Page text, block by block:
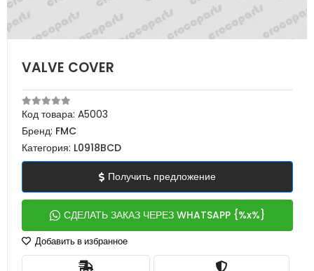
VALVE COVER
Код товара: A5003
Бренд: FMC
Категория: L0918BCD
Получить предложение
СДЕЛАТЬ ЗАКАЗ ЧЕРЕЗ WHATSAPP {%x%}
Добавить в избранное